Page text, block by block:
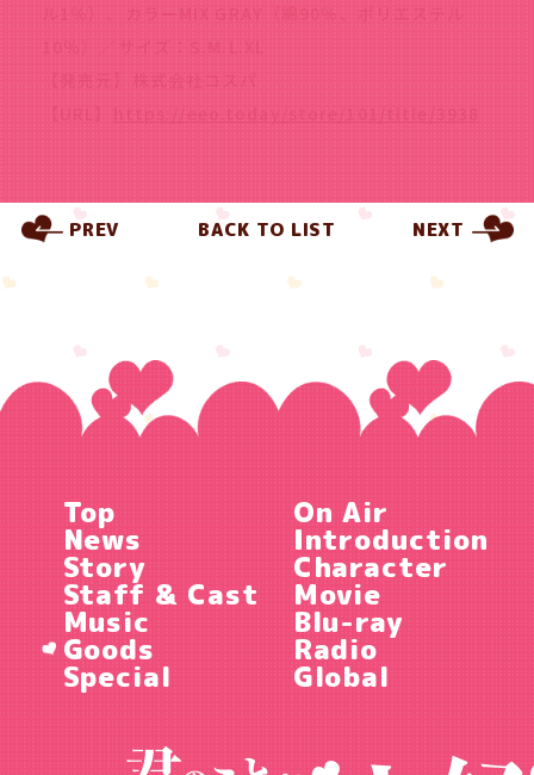
ル1％）、カラーMIX GRAY（綿90％、ポリエステル
10％）／サイズ：S.M.L.XL
【発売元】株式会社コスパ
【URL】
https://eeo.today/store/101/title/3938
PREV BACK TO LIST NEXT
Top On Air
News Introduction
Story Character
Staff & Cast Movie
Music Blu-ray
Goods Radio
Special Global